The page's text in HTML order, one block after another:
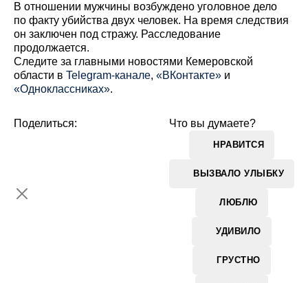
В отношении мужчины возбуждено уголовное дело
по факту убийства двух человек. На время следствия
он заключен под стражу. Расследование
продолжается.
Cледите за главными новостями Кемеровской
области в Telegram-канале, «ВКонтакте» и
«Одноклассниках».
Что вы думаете?
НРАВИТСЯ
ВЫЗВАЛО УЛЫБКУ
ЛЮБЛЮ
УДИВИЛО
ГРУСТНО
Поделиться: